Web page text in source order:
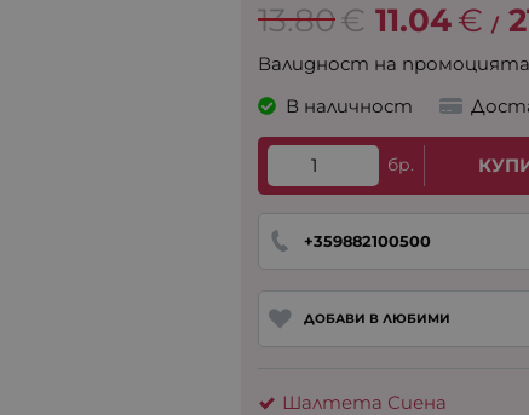
13.80€ 11.04 € /
Валидност на
В наличност
бр.
+359882100500
ДОБАВИ В ЛЮБИМИ
Шалтета Сиена